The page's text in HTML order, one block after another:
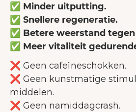
✅ Minder uitputting.
✅ Snellere regeneratie.
✅ Betere weerstand
✅ Meer vitaliteit
❌ Geen cafeïneschokken.
❌ Geen kunstmatige
middelen.
❌ Geen namiddagcrash.